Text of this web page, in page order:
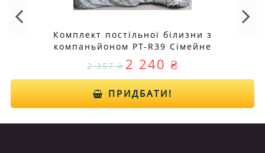
Комплект постільної білизни з
компаньйоном PT-R39 Сімейне
2 357 ₴ 2 240 ₴
ПРИДБАТИ!